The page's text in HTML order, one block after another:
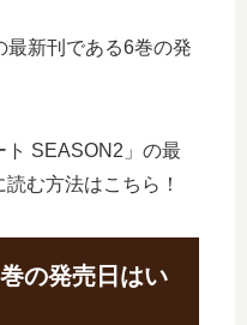
新刊である6巻の発
SEASON2」の最
む方法はこちら！
の発売日はい